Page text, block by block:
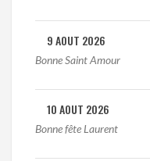
9 AOUT 2026
Bonne Saint Amour
10 AOUT 2026
Bonne fête Laurent